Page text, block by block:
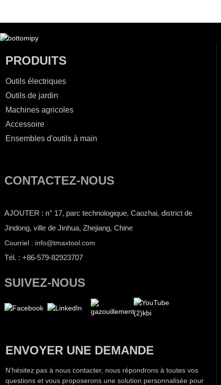
PRODUITS
Outils électriques
Outils de jardin
Machines agricoles
Accessoire
Ensembles d'outils à main
CONTACTEZ-NOUS
AJOUTER : n° 17, parc technologique, Caozhai, district de
Jindong, ville de Jinhua, Zhejiang, Chine
Courriel : info@tmaxtool.com
Tél. : +86-579-82923707
SUIVEZ-NOUS
ENVOYER UNE DEMANDE
N’hésitez pas à nous contacter, nous répondrons à toutes vos
questions et vous proposerons une solution personnalisée pour